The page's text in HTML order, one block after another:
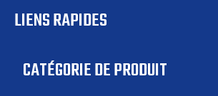
LIENS RAPIDES
CATÉGORIE DE PRODUIT